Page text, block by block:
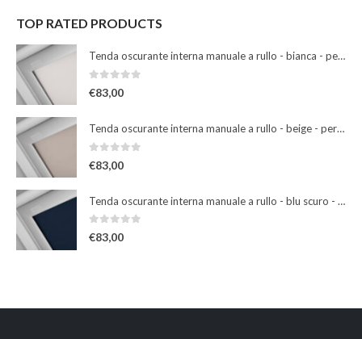
TOP RATED PRODUCTS
Tenda oscurante interna manuale a rullo - bianca - per finestre misura 102
€83,00
Tenda oscurante interna manuale a rullo - beige - per finestre misura 102
€83,00
Tenda oscurante interna manuale a rullo - blu scuro - per finestre misura 102
0Su 5
€83,00